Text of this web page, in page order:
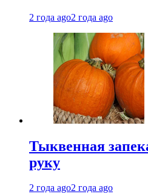
2 года ago2 года ago
Тыквенная
руку
2 года ago2 года ago